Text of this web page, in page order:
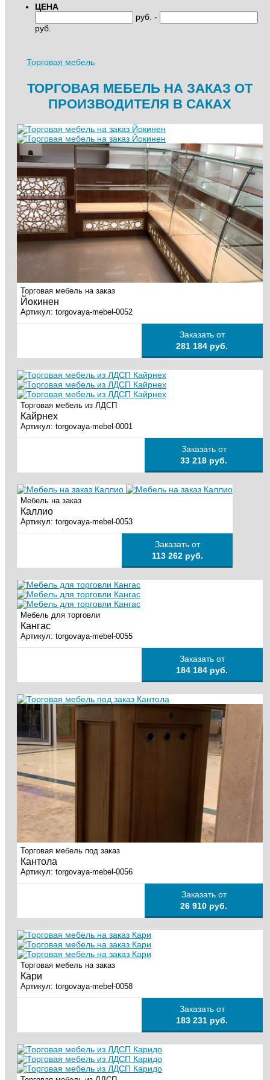
ЦЕНА
руб. -
руб.
Торговая мебель
ТОРГОВАЯ МЕБЕЛЬ НА ЗАКАЗ ОТ
ПРОИЗВОДИТЕЛЯ В САКАХ
Торговая мебель на заказ
Йокинен
Артикул: torgovaya-mebel-0052
Заказать от
281 184 руб.
Торговая мебель из ЛДСП
Кайрнех
Артикул: torgovaya-mebel-0001
Заказать от
33 218 руб.
Мебель на заказ
Каллио
Артикул: torgovaya-mebel-0053
Заказать от
113 262 руб.
Мебель для торговли
Кангас
Артикул: torgovaya-mebel-0055
Заказать от
184 184 руб.
Торговая мебель под заказ
Кантола
Артикул: torgovaya-mebel-0056
Заказать от
26 910 руб.
Торговая мебель на заказ
Кари
Артикул: torgovaya-mebel-0058
Заказать от
183 231 руб.